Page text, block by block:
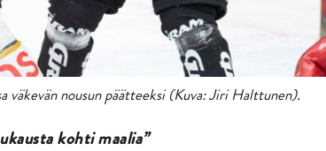
väkevän nousun päätteeksi (Kuva: Jiri Halttunen).
kohti maalia”